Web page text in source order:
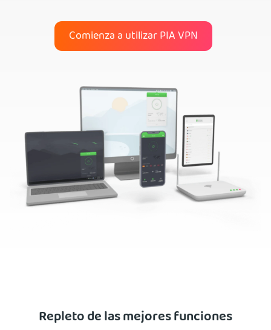
Comienza a utilizar PIA VPN
Repleto de las mejores funciones